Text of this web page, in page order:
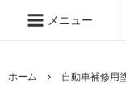
メニュー
ホーム 自動車補修用